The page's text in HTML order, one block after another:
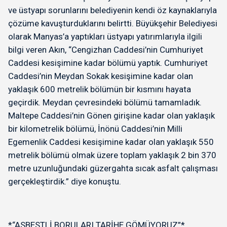
ve üstyapı sorunlarını belediyenin kendi öz kaynaklarıyla
çözüme kavuşturduklarını belirtti. Büyükşehir Belediyesi
olarak Manyas’a yaptıkları üstyapı yatırımlarıyla ilgili
bilgi veren Akın, “Cengizhan Caddesi’nin Cumhuriyet
Caddesi kesişimine kadar bölümü yaptık. Cumhuriyet
Caddesi’nin Meydan Sokak kesişimine kadar olan
yaklaşık 600 metrelik bölümün bir kısmını hayata
geçirdik. Meydan çevresindeki bölümü tamamladık.
Maltepe Caddesi’nin Gönen girişine kadar olan yaklaşık
bir kilometrelik bölümü, İnönü Caddesi’nin Milli
Egemenlik Caddesi kesişimine kadar olan yaklaşık 550
metrelik bölümü olmak üzere toplam yaklaşık 2 bin 370
metre uzunluğundaki güzergahta sıcak asfalt çalışması
gerçekleştirdik.” diye konuştu.
*“ASBESTLİ BORULARI TARİHE GÖMÜYORUZ”*